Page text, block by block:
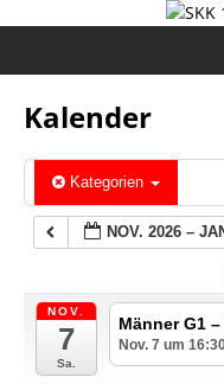
Kalender
Kategorien
NOV. 2026 –
NOV.
7
Sa.
Männer G1
Nov. 7 um